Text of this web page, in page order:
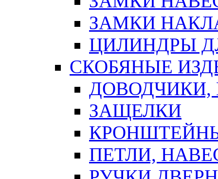
ЗАМКИ
ЦИЛИНДРЫ
СКОБЯНЫЕ
ЗАЩЕЛКИ
ПЕТЛИ,